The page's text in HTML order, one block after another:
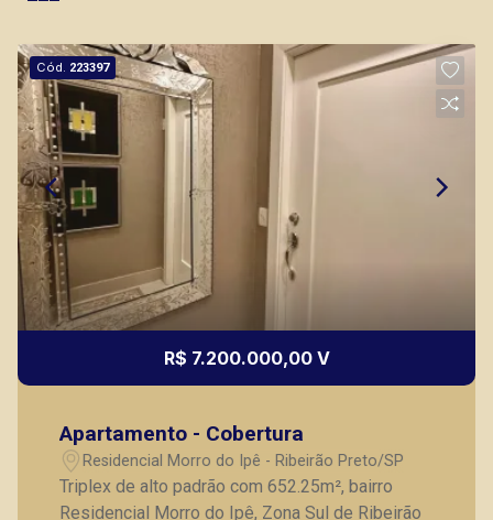
CRECI 119074 - Venda
(16) 99105-3578
Corretor(a) Online
CORRETOR DE PLANTÃO
Bráulio Alvarez
(16) 99327-7979
Corretor(a) Online
Cód. 223397
R$ 7.200.000,00 V
Apartamento - Cobertura
Residencial Morro do Ipê - Ribeirão Preto/SP
Triplex de alto padrão com 652.25m², bairro
Residencial Morro do Ipê, Zona Sul de Ribeirão